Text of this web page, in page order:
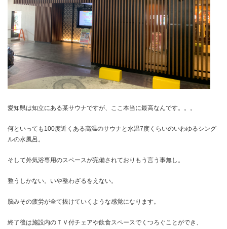
愛知県は知立にある某サウナですが、ここ本当に最高なんです。。。
何といっても100度近くある高温のサウナと水温7度くらいのいわゆるシング
ルの水風呂。
そして外気浴専用のスペースが完備されておりもう言う事無し。
整うしかない。いや整わざるをえない。
脳みその疲労が全て抜けていくような感覚になります。
終了後は施設内のＴＶ付チェアや飲食スペースでくつろぐことができ、